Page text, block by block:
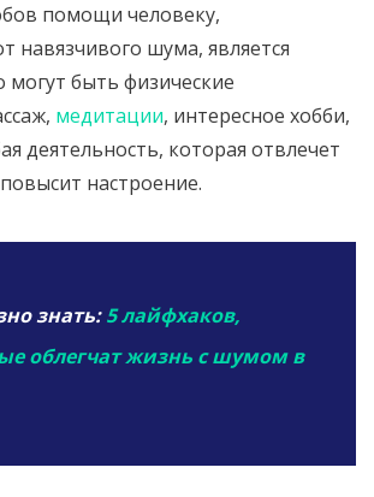
помощи человеку,
навязчивого шума, является
могут быть физические
медитации, интересное хобби,
деятельность, которая отвлечет
настроение.
знать:5 лайфхаков,
облегчат жизнь с шумом в